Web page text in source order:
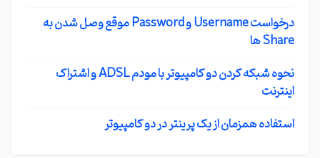
درخواست Username و Password موقع وصل شدن به
Share ها
نحوه شبکه کردن دو کامپیوتر با مودم ADSL و اشتراک
اینترنت
استفاده همزمان از یک پرینتر در دو کامپیوتر